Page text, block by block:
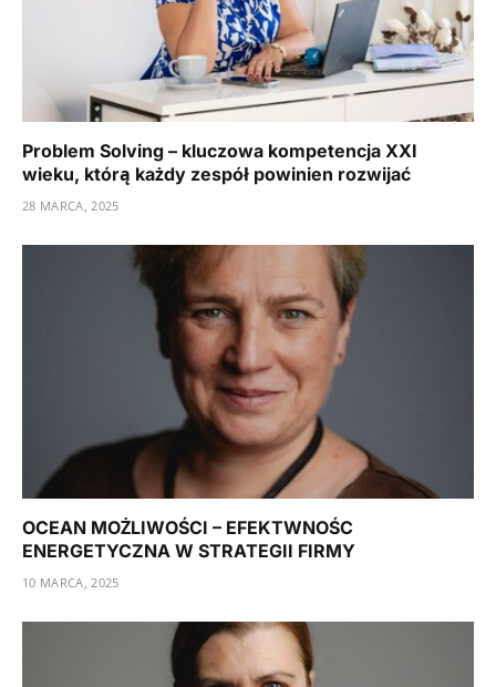
Problem Solving – kluczowa kompetencja XXI
wieku, którą każdy zespół powinien rozwijać
28 MARCA, 2025
OCEAN MOŻLIWOŚCI – EFEKTWNOŚC
ENERGETYCZNA W STRATEGII FIRMY
10 MARCA, 2025